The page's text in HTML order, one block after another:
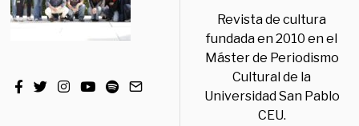
Revista de cultura
fundada en 2010 en el
Máster de Periodismo
Cultural de la
Universidad San Pablo
CEU.